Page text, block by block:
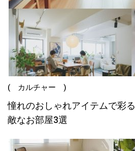
( カルチャー )
憧れのおしゃれアイテムで彩
敵なお部屋3選